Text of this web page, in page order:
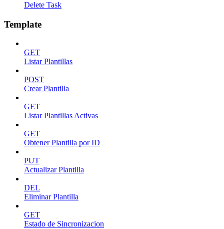
Delete Task
Template
GET
Listar Plantillas
POST
Crear Plantilla
GET
Listar Plantillas Activas
GET
Obtener Plantilla por ID
PUT
Actualizar Plantilla
DEL
Eliminar Plantilla
GET
Estado de Sincronizacion